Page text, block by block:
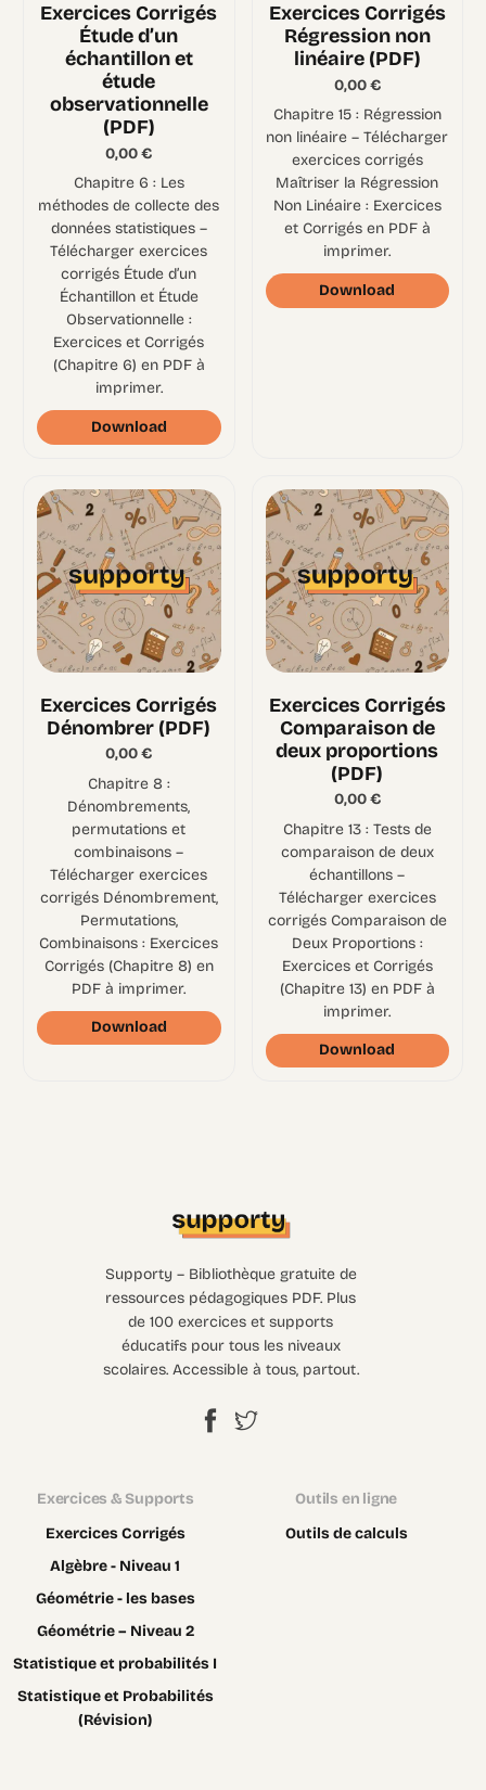
Exercices Corrigés
Étude d’un
échantillon et
étude
observationnelle
(PDF)
0,00€
Chapitre 6 : Les
méthodes de collecte des
données statistiques –
Télécharger exercices
corrigés Étude d’un
Échantillon et Étude
Observationnelle :
Exercices et Corrigés
(Chapitre 6) en PDF à
imprimer.
Download
Exercices Corrigés
Régression non
linéaire (PDF)
0,00€
Chapitre 15 : Régression
non linéaire – Télécharger
exercices corrigés
Maîtriser la Régression
Non Linéaire : Exercices
et Corrigés en PDF à
imprimer.
Download
Exercices Corrigés
Dénombrer (PDF)
0,00€
Chapitre 8 :
Dénombrements,
permutations et
combinaisons –
Télécharger exercices
corrigés Dénombrement,
Permutations,
Combinaisons : Exercices
Corrigés (Chapitre 8) en
PDF à imprimer.
Download
Exercices Corrigés
Comparaison de
deux proportions
(PDF)
0,00€
Chapitre 13 : Tests de
comparaison de deux
échantillons –
Télécharger exercices
corrigés Comparaison de
Deux Proportions :
Exercices et Corrigés
(Chapitre 13) en PDF à
imprimer.
Download
Supporty – Bibliothèque gratuite de
ressources pédagogiques PDF. Plus
de 100 exercices et supports
éducatifs pour tous les niveaux
scolaires. Accessible à tous, partout.
Exercices & Supports
Exercices Corrigés
Algèbre - Niveau 1
Géométrie - les bases
Géométrie – Niveau 2
Statistique et probabilités I
Statistique et Probabilités
(Révision)
Outils en ligne
Outils de calculs